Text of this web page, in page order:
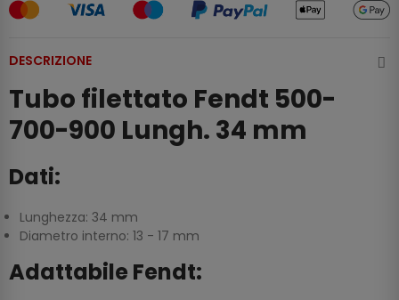
DESCRIZIONE
Tubo filettato Fendt 500-
700-900 Lungh. 34 mm
Dati:
Lunghezza: 34 mm
Diametro interno: 13 - 17 mm
Adattabile Fendt: